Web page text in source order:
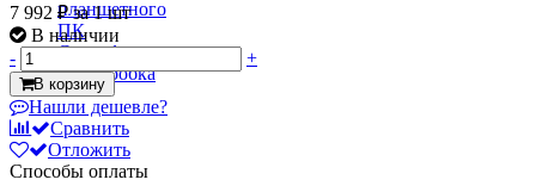
7 992 ₽за 1 шт
В наличии
-
+
В корзину
Нашли дешевле?
Сравнить
Отложить
Способы оплаты